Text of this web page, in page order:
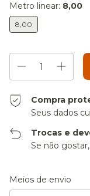
Metro linear: 8,00
8,00
Compra
Seus dados
Trocas e
Se não
Entregas para o CEP:
Meios de envio